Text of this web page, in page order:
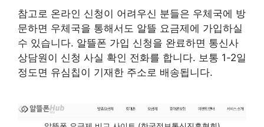
참고로 온라인 신청이 어려우신 분들은 우체국에 방
문하면 우체국을 통해서도 알뜰 요금제에 가입하실
수 있습니다. 알뜰폰 가입 신청을 완료하면 통신사
상담원이 신청 사실 확인 전화를 합니다. 보통 1-2일
정도면 유심칩이 기재한 주소로 배송됩니다.